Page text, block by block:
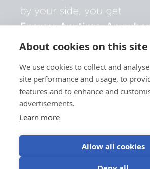
About cookies on this site
We use cookies to collect and
site performance and usage, to
features and to enhance and
advertisements.
Learn more
Allow all cookies
Privatlivspolitik